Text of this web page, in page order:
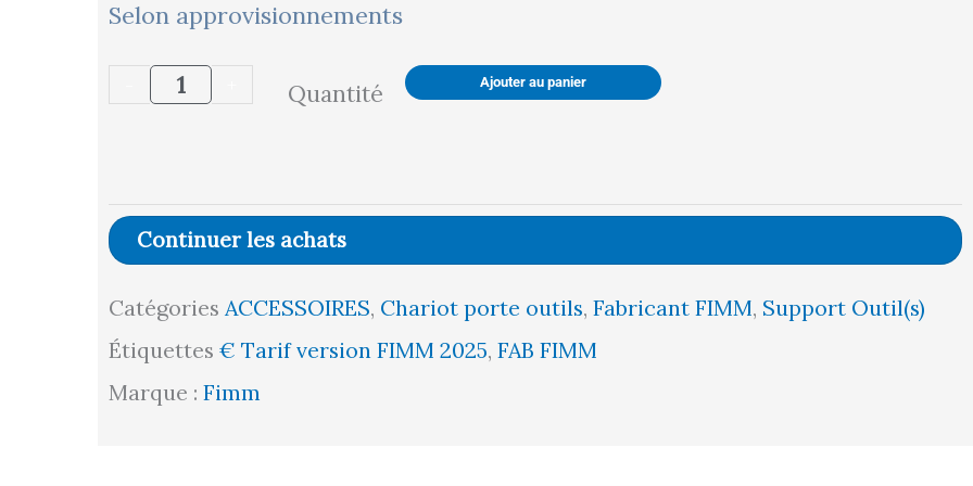
Selon approvisionnements
quantité
de
1
bouteille
Ø
80
mm
pour
Quantité Ajouter au panier
Continuer les achats
Catégories ACCESSOIRES, Chariot porte outils, Fabricant FIMM, Support Outil(s)
Étiquettes € Tarif version FIMM 2025, FAB FIMM
Marque : Fimm